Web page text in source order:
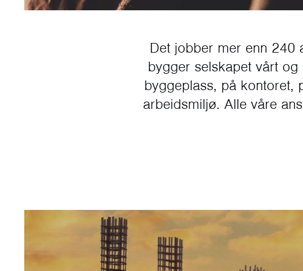
Det jobber mer enn 240
bygger selskapet vårt
byggeplass, på kontoret,
arbeidsmiljø. Alle våre